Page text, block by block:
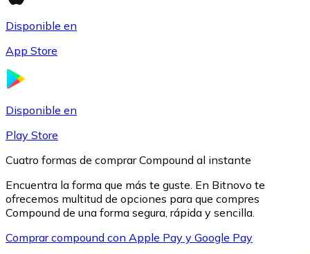
XRP
Disponible en
App Store
Disponible en
Play Store
Cuatro formas de comprar Compound al instante
Encuentra la forma que más te guste. En Bitnovo te
ofrecemos multitud de opciones para que compres
Compound de una forma segura, rápida y sencilla.
Comprar compound con Apple Pay y Google Pay